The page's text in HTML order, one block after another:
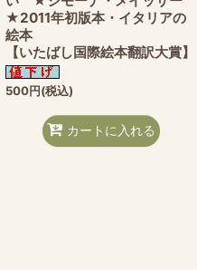
★2011年初版本・イタリアの
絵本
【いたばし国際絵本翻訳大賞】
500円(税込)
カートに入れる